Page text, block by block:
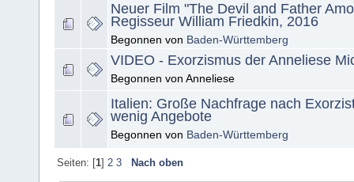
Neuer Film "The Devil and Father
Regisseur William Friedkin, 2016
Begonnen von Baden-Württemberg
VIDEO - Exorzismus der Anneliese
Begonnen von Anneliese
Italien: Große Nachfrage nach
wenig Angebote
Begonnen von Baden-Württemberg
Seiten: [1] 2 3 Nach oben